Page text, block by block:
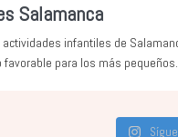
Salamanca
actividades infantiles de
favorable para los más pequeños.